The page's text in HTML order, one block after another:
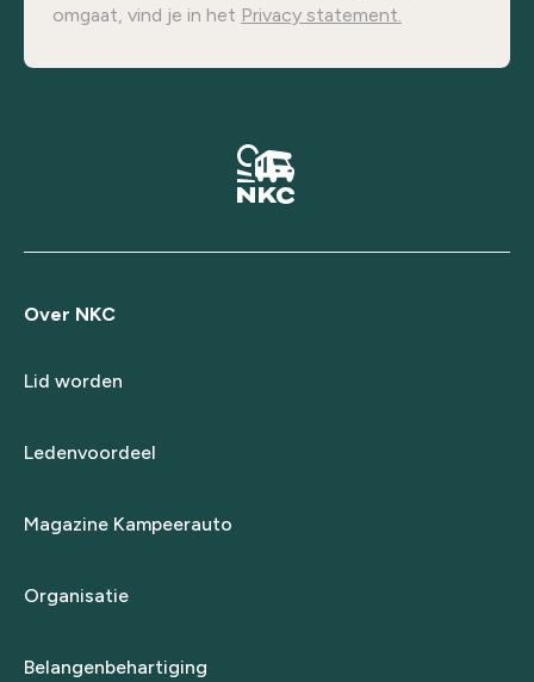
omgaat, vind je in het Privacy statement.
Over NKC
Lid worden
Ledenvoordeel
Magazine Kampeerauto
Organisatie
Belangenbehartiging